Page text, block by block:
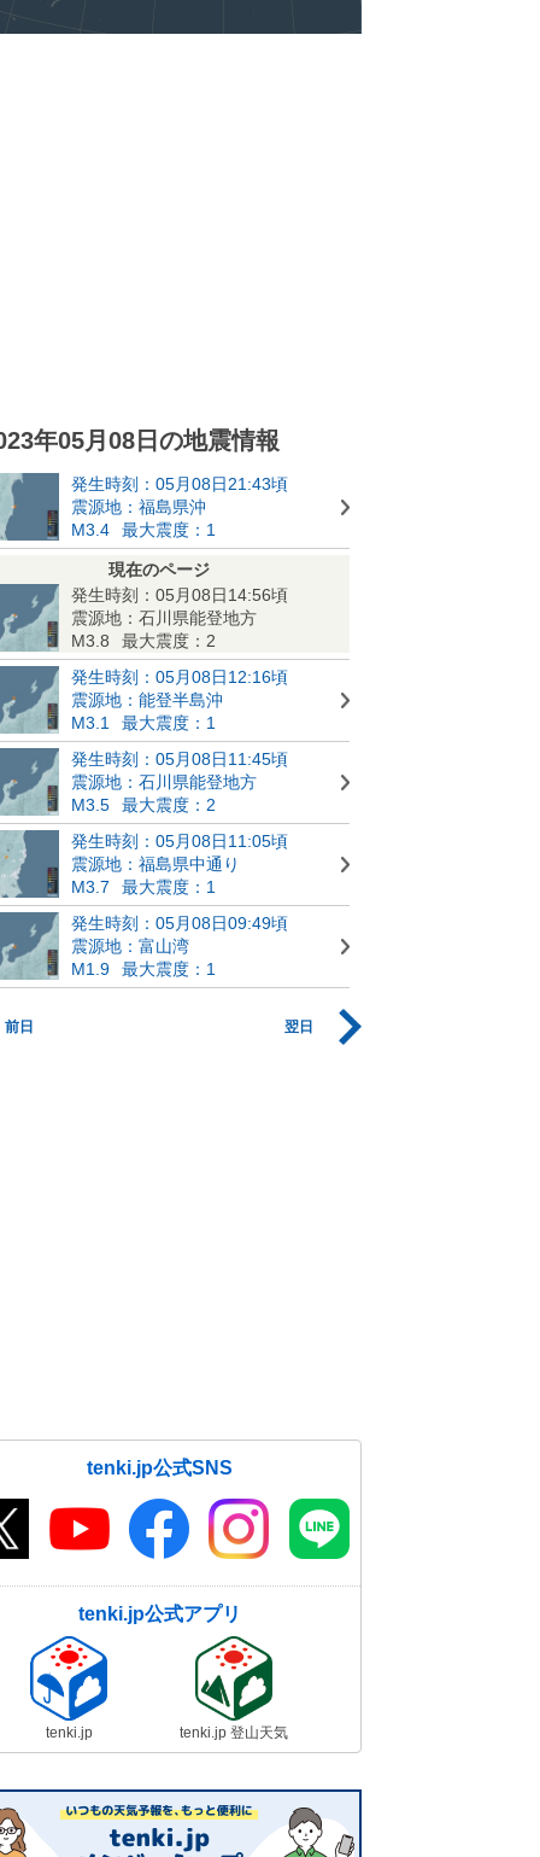
年05月08日の地震情報
発生時刻：05月08日21:43頃
震源地：福島県沖
M3.4
最大震度：1
現在のページ
発生時刻：05月08日14:56頃
震源地：石川県能登地方
M3.8
最大震度：2
発生時刻：05月08日12:16頃
震源地：能登半島沖
M3.1
最大震度：1
発生時刻：05月08日11:45頃
震源地：石川県能登地方
M3.5
最大震度：2
発生時刻：05月08日11:05頃
震源地：福島県中通り
M3.7
最大震度：1
発生時刻：05月08日09:49頃
震源地：富山湾
M1.9
最大震度：1
前日 翌日
tenki.jp公式SNS
tenki.jp公式アプリ
tenki.jp tenki.jp 登山天気